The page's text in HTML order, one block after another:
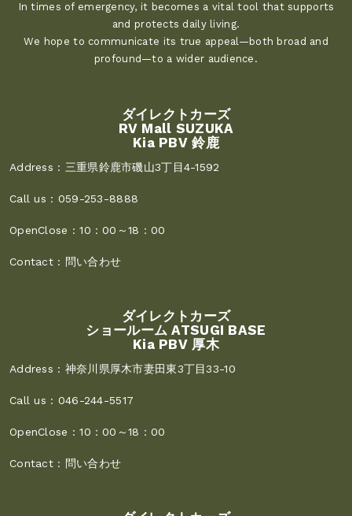
In times of emergency, it becomes a vital tool that supports
and protects daily living.
We hope to communicate its true appeal—both broad and
profound—to a wider audience.
ダイレクトカーズ
RV Mall SUZUKA
Kia PBV 鈴鹿
Address : 三重県鈴鹿市磯山3丁目4-1592
Call us : 059-253-8888
OpenClose :10：00～18：00
Contact : 問い合わせ
ダイレクトカーズ
ショールーム ATSUGI BASE
Kia PBV 厚木
Address : 神奈川県厚木市妻田東3丁目33-10
Call us : 046-244-5517
OpenClose :10：00～18：00
Contact : 問い合わせ